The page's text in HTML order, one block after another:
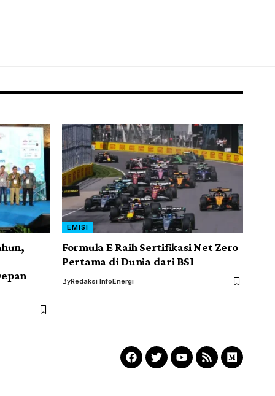
EMISI
Formula E Raih Sertifikasi Net Zero
Pertama di Dunia dari BSI
ByRedaksi InfoEnergi